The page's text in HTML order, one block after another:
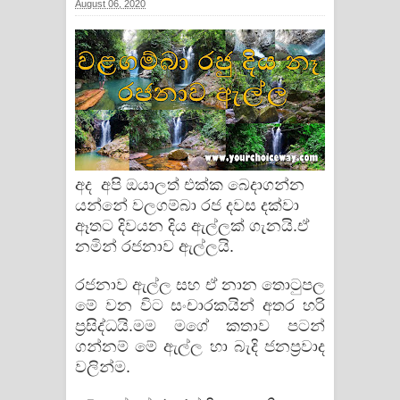
සඳේ ගීතයේ පද පෙළ
Ma Igili Giya Lyrics - මා ඉගිලී ගියා
ගීතයේ පද පෙළ
Ras Balan Song Lyrics - රැස් බලන්
ගීතයේ පද පෙළ
Hoda sihiyen Song Lyrics - හොද
සිහියෙන් ගීතයේ පද පෙළ
Awanken Song Lyrics - අවංකෙන්
ගීතයේ පද පෙළ
Pa Sina Song Lyrics - පෑ සිනා ගීතයේ
August 06, 2020
අද අපි ඔයාලත් එක්ක බෙදාගන්න
යන්නේ වලගම්බා රජ දවස දක්වා
ඈතට දිවයන දිය ඇල්ලක් ගැනයි.ඒ
නමින් රජනාව ඇල්ලයි.
රජනාව ඇල්ල සහ ඒ නාන තොටුපල
මේ වන විට සංචාරකයින් අතර හරි
ප්‍රසිද්ධයි.මම මගේ කතාව පටන්
ගන්නම් මේ ඇල්ල හා බැදි ජනප්‍රවාද
වලින්ම.